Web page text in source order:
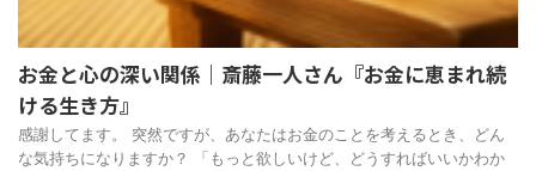
お金と心の深い関係｜斎藤一人さん『お金に恵まれ続
ける生き方』
感謝してます。 突然ですが、あなたはお金のことを考えるとき、どん
な気持ちになりますか？ 「もっと欲しいけど、どうすればいいかわか